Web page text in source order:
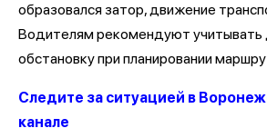
образовался затор, движение
Водителям рекомендуют
обстановку при планировании
Следите за ситуацией в
канале